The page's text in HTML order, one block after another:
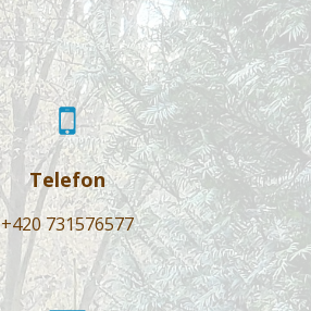
Telefon
+420 731576577